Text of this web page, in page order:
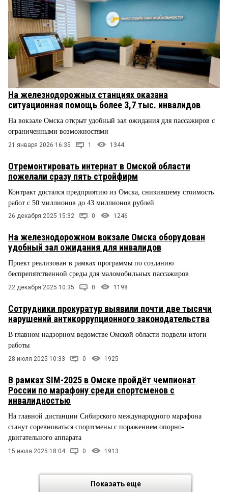
На железнодорожных станциях оказана
ситуационная помощь более 3,7 тыс. инвалидов
На вокзале Омска открыт удобный зал ожидания для пассажиров с
ограниченными возможностями
21 января 2026 16:35 1 1344
Отремонтировать интернат в Омской области
пожелали сразу пять стройфирм
Контракт достался предприятию из Омска, снизившему стоимость
работ с 50 миллионов до 43 миллионов рублей
26 декабря 2025 15:32 0 1246
На железнодорожном вокзале Омска оборудован
удобный зал ожидания для инвалидов
Проект реализован в рамках программы по созданию
беспрепятственной среды для маломобильных пассажиров
22 декабря 2025 10:35 0 1198
Сотрудники прокуратур выявили почти две тысячи
нарушений антикоррупционного законодательства
В главном надзорном ведомстве Омской области подвели итоги
работы
28 июля 2025 10:33 0 1925
В рамках SIM-2025 в Омске пройдёт чемпионат
России по марафону среди спортсменов с
инвалидностью
На главной дистанции Сибирского международного марафона
станут соревноваться спортсмены с поражением опорно-
двигательного аппарата
15 июля 2025 18:04 0 1913
Показать еще